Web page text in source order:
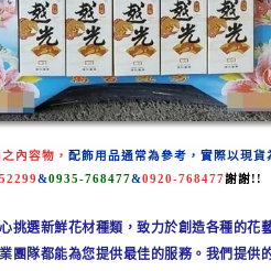
內容物， 配飾用品通常為參考， 實際以現貨
&0935-768477&0920-768477謝謝! !
挑選新鮮花材種類，致力於創造各種的花
團隊都能為您提供最佳的服務。 我們提供